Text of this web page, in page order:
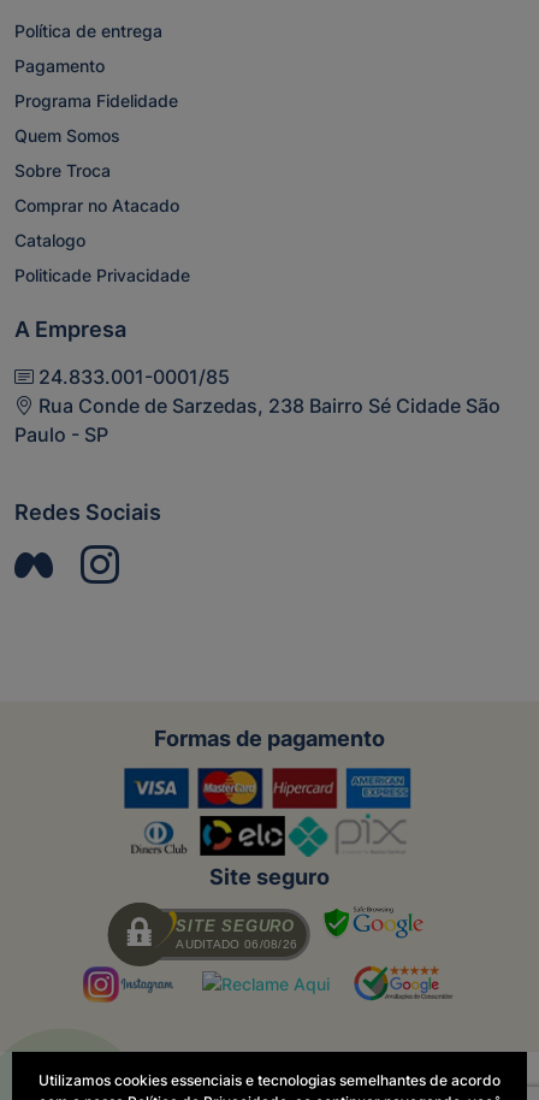
Política de entrega
Pagamento
Programa Fidelidade
Quem Somos
Sobre Troca
Comprar no Atacado
Catalogo
Politicade Privacidade
A Empresa
24.833.001-0001/85
Rua Conde de Sarzedas, 238 Bairro Sé Cidade São
Paulo - SP
Redes Sociais
Formas de pagamento
Site seguro
SITE SEGURO
AUDITADO 06/08/26
Todas as regras e promoções são
Utilizamos cookies essenciais e tecnologias semelhantes de acordo